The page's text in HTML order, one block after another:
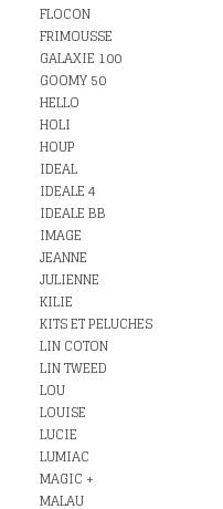
FLOCON
FRIMOUSSE
GALAXIE 100
GOOMY 50
HELLO
HOLI
HOUP
IDEAL
IDEALE 4
IDEALE BB
IMAGE
JEANNE
JULIENNE
KILIE
KITS ET PELUCHES
LIN COTON
LIN TWEED
LOU
LOUISE
LUCIE
LUMIAC
MAGIC +
MALAU